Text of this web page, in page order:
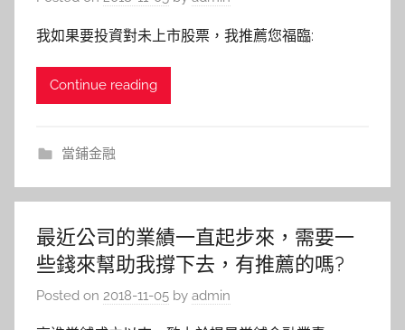
我如果要投資對未上市股票，我推薦您福臨:
Continue reading
當鋪金融
最近公司的業績一直起步來，需要一
些錢來幫助我撐下去，有推薦的嗎?
Posted on 2018-11-05 by admin